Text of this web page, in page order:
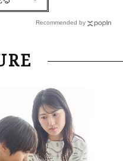
】気負わず日常に使えるモデ
と探す「最旬名品」4選
蓮さんとの初共演「上戸さ
あかねさんがガチで感動した
名品集8選
Recommended by